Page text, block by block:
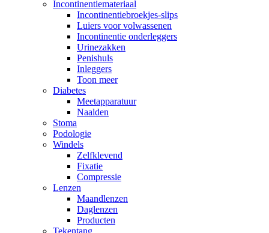
Incontinentiemateriaal
Incontinentiebroekjes-slips
Luiers voor volwassenen
Incontinentie onderleggers
Urinezakken
Penishuls
Inleggers
Toon meer
Diabetes
Meetapparatuur
Naalden
Stoma
Podologie
Windels
Zelfklevend
Fixatie
Compressie
Lenzen
Maandlenzen
Daglenzen
Producten
Tekentang